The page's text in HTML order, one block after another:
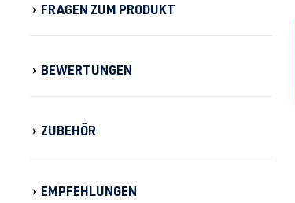
FRAGEN ZUM PRODUKT
BEWERTUNGEN
ZUBEHÖR
EMPFEHLUNGEN